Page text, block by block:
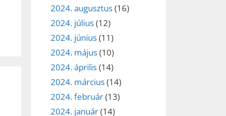
2024. augusztus(16)
2024. július(12)
2024. június(11)
2024. május(10)
2024. április(14)
2024. március(14)
2024. február(13)
2024. január(14)